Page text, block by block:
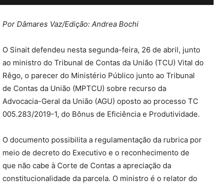
Por Dâmares Vaz/Edição: Andrea Bochi
O Sinait defendeu nesta segunda-feira, 26 de abril, junto
ao ministro do Tribunal de Contas da União (TCU) Vital do
Rêgo, o parecer do Ministério Público junto ao Tribunal
de Contas da União (MPTCU) sobre recurso da
Advocacia-Geral da União (AGU) oposto ao processo TC
005.283/2019-1, do Bônus de Eficiência e Produtividade.
O documento possibilita a regulamentação da rubrica por
meio de decreto do Executivo e o reconhecimento de
que não cabe à Corte de Contas a apreciação da
constitucionalidade da parcela. O ministro é o relator do